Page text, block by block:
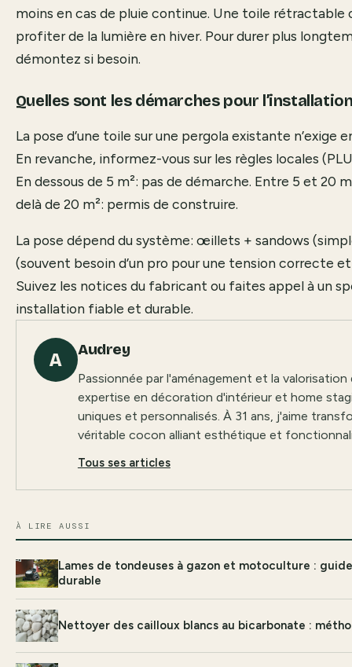
moins en cas de pluie continue. Une toile rétractable
profiter de la lumière en hiver. Pour durer plus
démontez si besoin.
Quelles sont les démarches pour
La pose d’une toile sur une pergola existante n’exige
En revanche, informez-vous sur les règles locales
En dessous de 5 m²: pas de démarche. Entre 5 et 20
delà de 20 m²: permis de construire.
La pose dépend du système: œillets + sandows
(souvent besoin d’un pro pour une tension correcte
Suivez les notices du fabricant ou faites appel à un
installation fiable et durable.
A Audrey
Passionnée par l'aménagement et la
expertise en décoration d'intérieur et home
uniques et personnalisés. À 31 ans, j'aime
véritable cocon alliant esthétique et
Tous ses articles
À LIRE AUSSI
Lames de tondeuses à gazon et motoculture :
durable
Nettoyer des cailloux blancs au bicarbonate :